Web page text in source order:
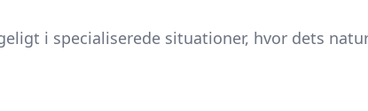
i specialiserede situationer, hvor dets